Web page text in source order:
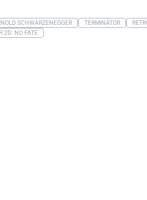
SCHWARZENEGGER TERMINÁTOR
2D: NO FATE